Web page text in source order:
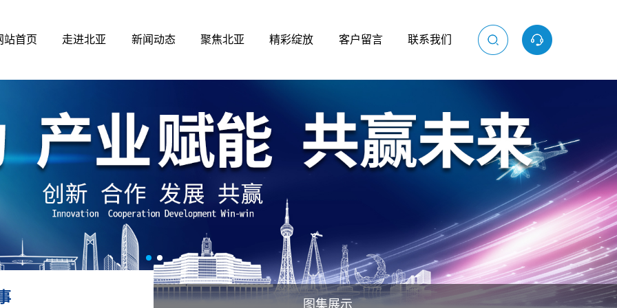
站首页 走进北亚 新闻动态 聚焦北亚 精彩绽放 客户留言 联系我们
图集展示